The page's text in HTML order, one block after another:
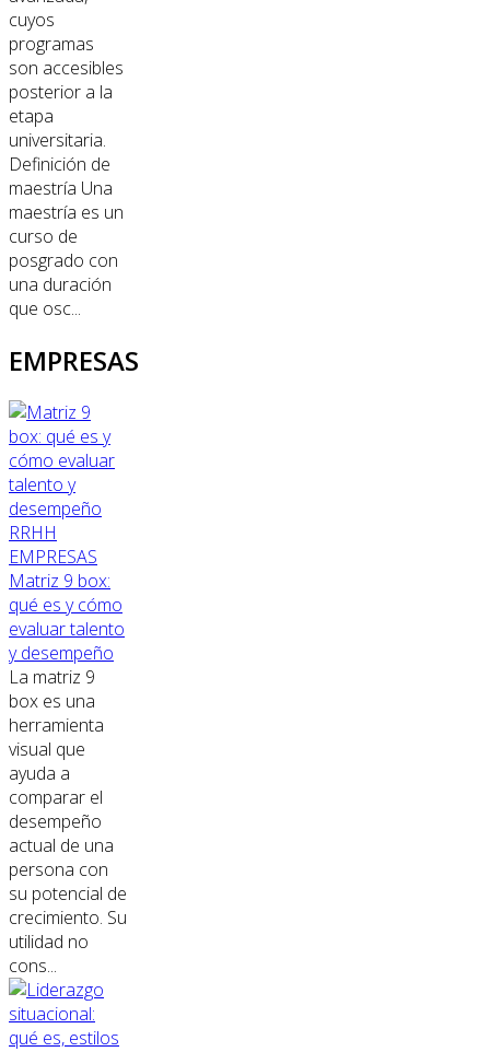
cuyos
programas
son accesibles
posterior a la
etapa
universitaria.
Definición de
maestría Una
maestría es un
curso de
posgrado con
una duración
que osc...
EMPRESAS
RRHH
EMPRESAS
Matriz 9 box:
qué es y cómo
evaluar talento
y desempeño
La matriz 9
box es una
herramienta
visual que
ayuda a
comparar el
desempeño
actual de una
persona con
su potencial de
crecimiento. Su
utilidad no
cons...